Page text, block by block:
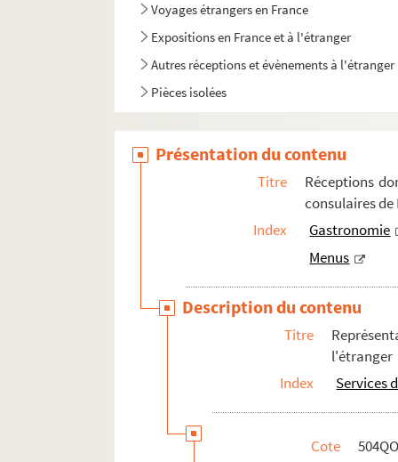
Voyages étrangers en France
Expositions en France et à l'étranger
Autres réceptions et évènements à l'étranger
Pièces isolées
Présentation du contenu
Titre
Réceptions
consulaires
Index
Gastronomie
Menus
Description du contenu
Titre
l'étranger
Index
Services
Cote